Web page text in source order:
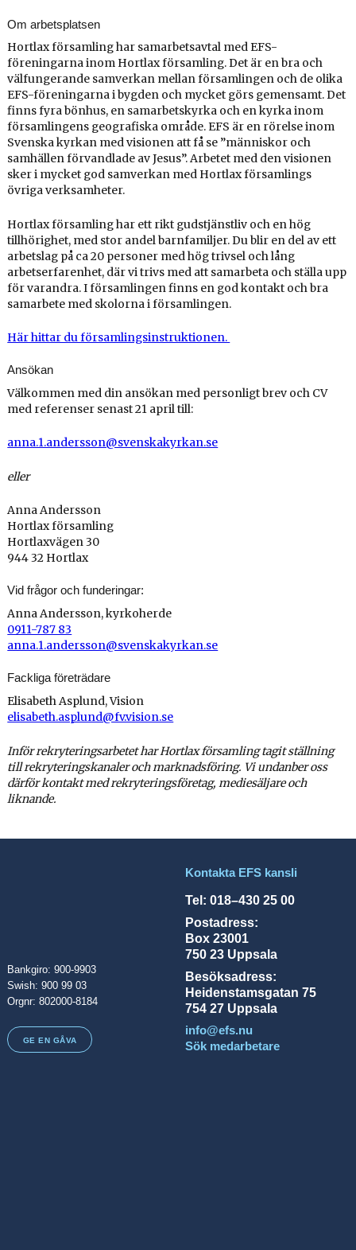
Om arbetsplatsen
Hortlax församling har samarbetsavtal med EFS-
föreningarna inom Hortlax församling. Det är en bra och
välfungerande samverkan mellan församlingen och de olika
EFS-föreningarna i bygden och mycket görs gemensamt. Det
finns fyra bönhus, en samarbetskyrka och en kyrka inom
församlingens geografiska område. EFS är en rörelse inom
Svenska kyrkan med visionen att få se ”människor och
samhällen förvandlade av Jesus”. Arbetet med den visionen
sker i mycket god samverkan med Hortlax församlings
övriga verksamheter.
Hortlax församling har ett rikt gudstjänstliv och en hög
tillhörighet, med stor andel barnfamiljer. Du blir en del av ett
arbetslag på ca 20 personer med hög trivsel och lång
arbetserfarenhet, där vi trivs med att samarbeta och ställa upp
för varandra. I församlingen finns en god kontakt och bra
samarbete med skolorna i församlingen.
Här hittar du församlingsinstruktionen.
Ansökan
Välkommen med din ansökan med personligt brev och CV
med referenser senast 21 april till:
anna.1.andersson@svenskakyrkan.se
eller
Anna Andersson
Hortlax församling
Hortlaxvägen 30
944 32 Hortlax
Vid frågor och funderingar:
Anna Andersson, kyrkoherde
0911-787 83
anna.1.andersson@svenskakyrkan.se
Fackliga företrädare
Elisabeth Asplund, Vision
elisabeth.asplund@fv.vision.se
Inför rekryteringsarbetet har Hortlax församling tagit ställning
till rekryteringskanaler och marknadsföring. Vi undanber oss
därför kontakt med rekryteringsföretag, mediesäljare och
liknande.
Bankgiro: 900-9903
Swish: 900 99 03
Orgnr: 802000-8184
GE EN GÅVA
Kontakta EFS kansli
Tel: 018–430 25 00
Postadress:
Box 23001
750 23 Uppsala
Besöksadress:
Heidenstamsgatan 75
754 27 Uppsala
info@efs.nu
Sök medarbetare